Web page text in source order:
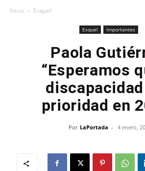
Inicio Esquel
Esquel Importantes
Paola
“Esperamos
prioridad en
Por LaPortada - 4 enero,